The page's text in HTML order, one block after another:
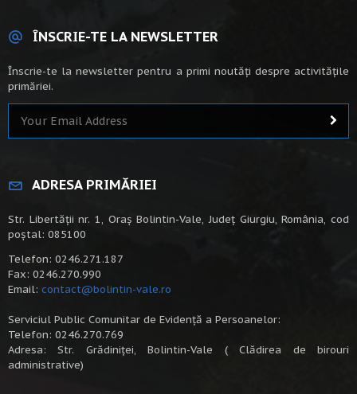
ÎNSCRIE-TE LA NEWSLETTER
Înscrie-te la newsletter pentru a primi noutăți despre activitățile
primăriei.
ADRESA PRIMĂRIEI
Str. Libertății nr. 1, Oraș Bolintin-Vale, Județ Giurgiu, România, cod
poștal: 085100
Telefon: 0246.271.187
Fax: 0246.270.990
Email: contact@bolintin-vale.ro
Serviciul Public Comunitar de Evidență a Persoanelor:
Telefon: 0246.270.769
Adresa: Str. Grădiniței, Bolintin-Vale ( Clădirea de birouri
administrative)